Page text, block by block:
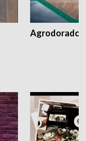
Agrodoradcy